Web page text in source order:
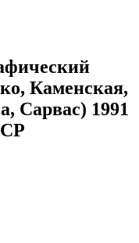
Каменская,
Сарвас) 1991